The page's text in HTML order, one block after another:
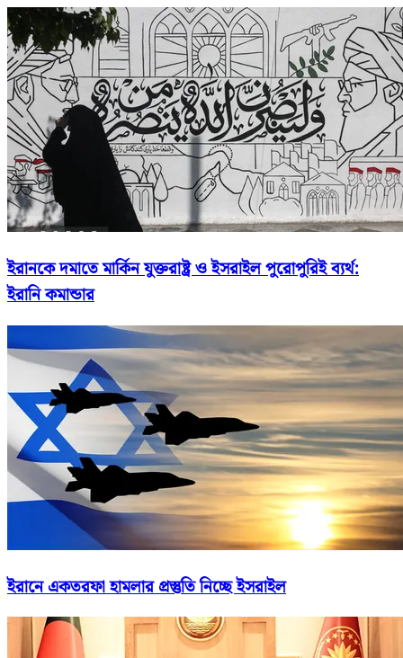
ইরানকে দমাতে মার্কিন যুক্তরাষ্ট্র ও ইসরাইল পুরোপুরিই ব্যর্থ:
ইরানি কমান্ডার
ইরানে একতরফা হামলার প্রস্তুতি নিচ্ছে ইসরাইল